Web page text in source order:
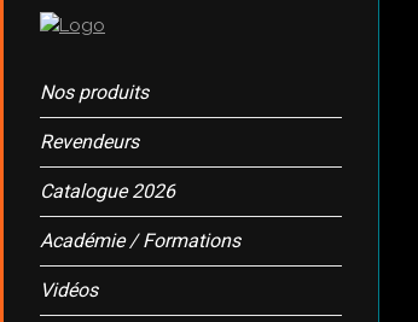
Nos produits
Revendeurs
Catalogue 2026
Académie / Formations
Vidéos